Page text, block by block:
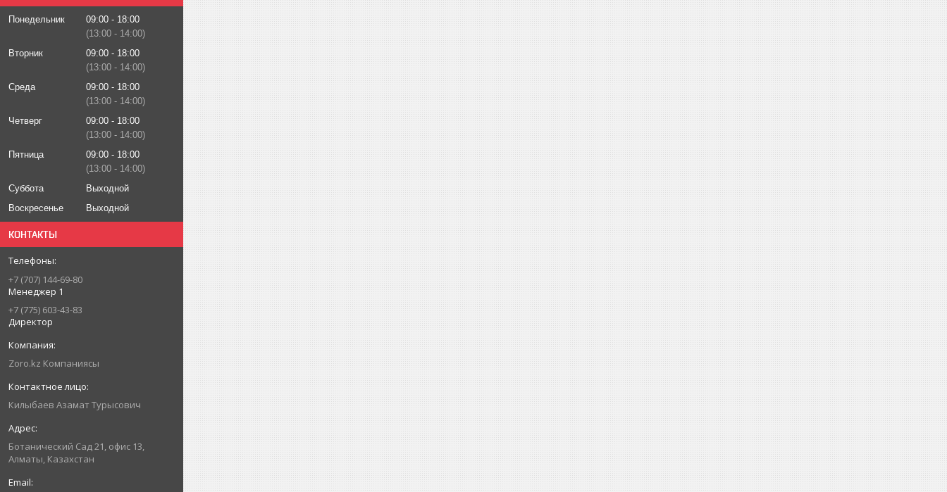
Понедельник 09:00
18:00
13:00
14:00
Вторник
09:00
18:00
13:00
14:00
Среда
09:00
18:00
13:00
14:00
Четверг
09:00
18:00
13:00
14:00
Пятница
09:00
18:00
13:00
14:00
Суббота
Выходной
Воскресенье
Выходной
КОНТАКТЫ
+7 (707) 144-69-80
Менеджер 1
+7 (775) 603-43-83
Директор
Zoro.kz Компаниясы
Килыбаев Азамат Турысович
Ботанический Сад 21, офис 13,
Алматы, Казахстан